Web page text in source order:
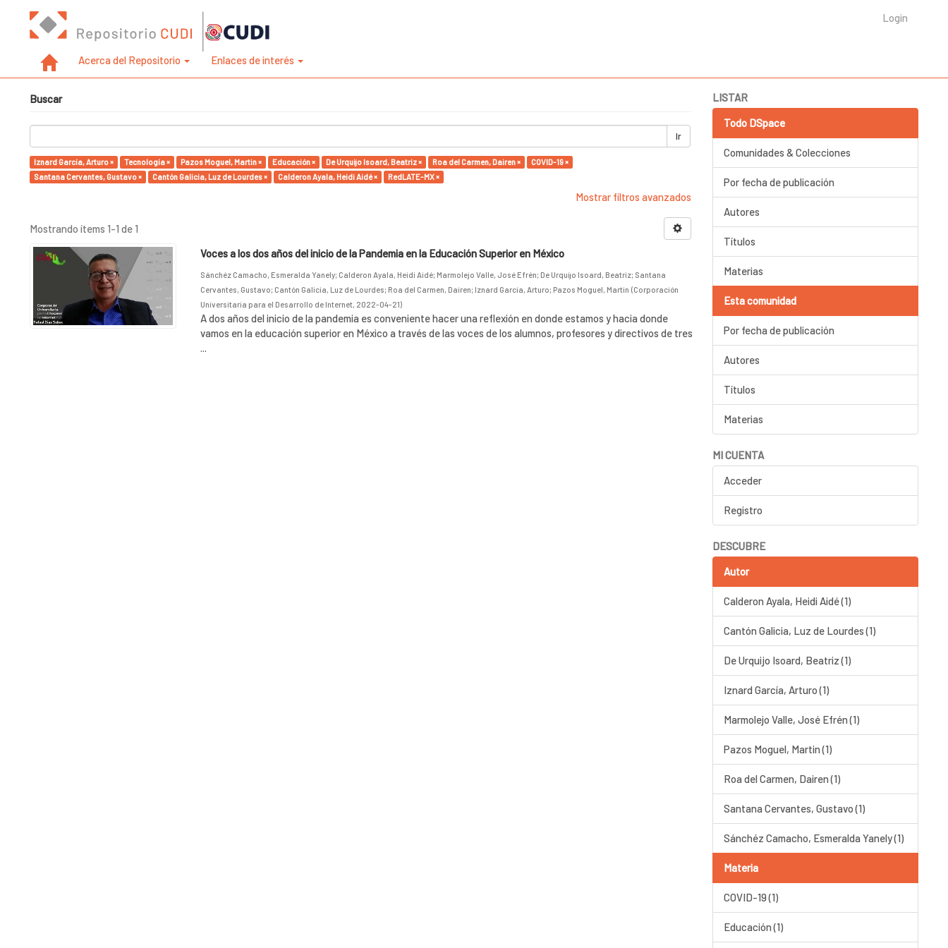
Login
Acerca del Repositorio Enlaces de interés
Buscar
Ir
Iznard García, Arturo × Tecnología × Pazos Moguel, Martin × Educación × De Urquijo Isoard, Beatriz × Roa del Carmen, Dairen ×
COVID-19 ×
Santana Cervantes, Gustavo ×
Cantón Galicia, Luz de Lourdes × Calderon Ayala, Heidi Aidé × RedLATE-MX ×
Mostrar filtros avanzados
Mostrando ítems 1-1 de 1
Voces a los dos años del inicio de la Pandemia en la Educación Superior en México
Sánchéz Camacho, Esmeralda Yanely; Calderon Ayala, Heidi Aidé; Marmolejo Valle, José Efrén; De Urquijo Isoard, Beatriz; Santana
Cervantes, Gustavo; Cantón Galicia, Luz de Lourdes; Roa del Carmen, Dairen; Iznard García, Arturo; Pazos Moguel, Martin (Corporación
Universitaria para el Desarrollo de Internet, 2022-04-21)
A dos años del inicio de la pandemia es conveniente hacer una reflexión en donde estamos y hacia donde
vamos en la educación superior en México a través de las voces de los alumnos, profesores y directivos de tres
...
LISTAR
Todo DSpace
Comunidades & Colecciones
Por fecha de publicación
Autores
Títulos
Materias
Esta comunidad
Por fecha de publicación
Autores
Títulos
Materias
MI CUENTA
Acceder
Registro
DESCUBRE
Autor
Calderon Ayala, Heidi Aidé (1)
Cantón Galicia, Luz de Lourdes (1)
De Urquijo Isoard, Beatriz (1)
Iznard García, Arturo (1)
Marmolejo Valle, José Efrén (1)
Pazos Moguel, Martin (1)
Roa del Carmen, Dairen (1)
Santana Cervantes, Gustavo (1)
Sánchéz Camacho, Esmeralda Yanely (1)
Materia
COVID-19 (1)
Educación (1)